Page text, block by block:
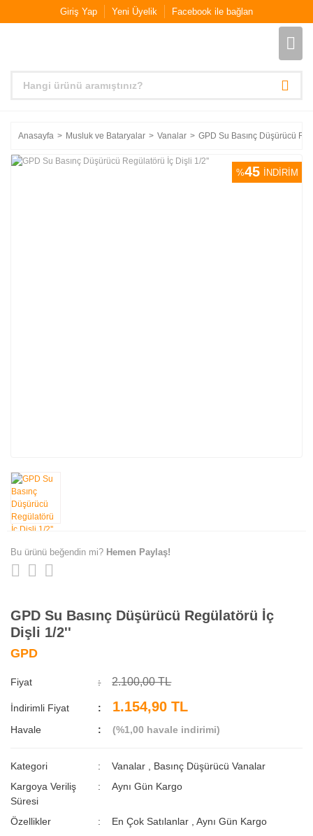
Giriş Yap Yeni Üyelik Facebook ile bağlan
Anasayfa Musluk ve Bataryalar Vanalar GPD Su Basınç Düşürücü
%45 İNDİRİM
Bu ürünü beğendin mi? Hemen Paylaş!
GPD Su Basınç Düşürücü Regülatörü İç
Dişli 1/2''
GPD
Fiyat 2.100,00 TL
İndirimli Fiyat 1.154,90 TL
Havale (%1,00 havale indirimi)
Kategori Vanalar
Basınç Düşürücü Vanalar
Kargoya Veriliş
Süresi
Aynı Gün Kargo
Özellikler En Çok Satılanlar ,Aynı Gün Kargo